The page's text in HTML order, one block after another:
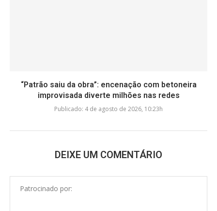
“Patrão saiu da obra”: encenação com betoneira
improvisada diverte milhões nas redes
Publicado: 4 de agosto de 2026, 10:23h
DEIXE UM COMENTÁRIO